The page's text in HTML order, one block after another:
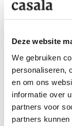
Deze website
We gebruiken
personaliseren,
en om ons
informatie over
partners voor
partners
9904/51